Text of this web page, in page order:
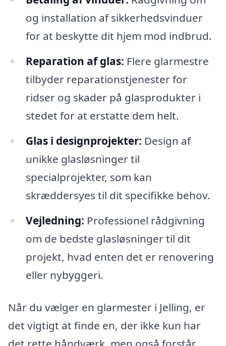
og installation af sikkerhedsvinduer
for at beskytte dit hjem mod indbrud.
Reparation af glas: Flere glarmestre
tilbyder reparationstjenester for
ridser og skader på glasprodukter i
stedet for at erstatte dem helt.
Glas i designprojekter: Design af
unikke glasløsninger til
specialprojekter, som kan
skræddersyes til dit specifikke behov.
Vejledning: Professionel rådgivning
om de bedste glasløsninger til dit
projekt, hvad enten det er renovering
eller nybyggeri.
Når du vælger en glarmester i Jelling, er
det vigtigt at finde en, der ikke kun har